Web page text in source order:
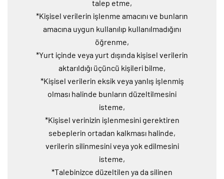
talep etme,
*Kişisel verilerin işlenme amacını ve bunların
amacına uygun kullanılıp kullanılmadığını
öğrenme,
*Yurt içinde veya yurt dışında kişisel verilerin
aktarıldığı üçüncü kişileri bilme,
*Kişisel verilerin eksik veya yanlış işlenmiş
olması halinde bunların düzeltilmesini
isteme,
*Kişisel verinizin işlenmesini gerektiren
sebeplerin ortadan kalkması halinde,
verilerin silinmesini veya yok edilmesini
isteme,
*Talebinizce düzeltilen ya da silinen